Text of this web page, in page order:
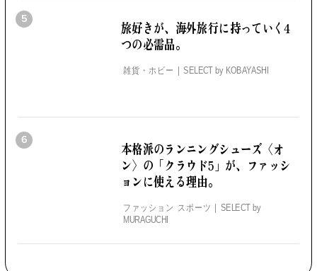
5
旅好きが、海外旅行に持っていく4
つの必需品。
雑貨・ホビー SELECT by KOBAYASHI
6 本格派のランニングシューズ 〈オ
ン〉の「クラウド5」が、 ファッシ
ョンに使える理由。
ファッション スポーツ
SELECT by
MURAGUCHI